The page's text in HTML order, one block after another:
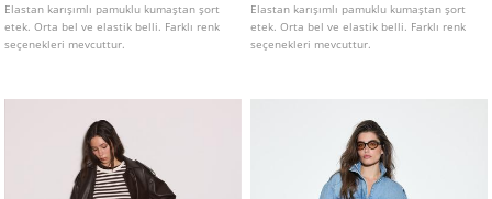
Elastan karışımlı pamuklu kumaştan şort
etek. Orta bel ve elastik belli. Farklı renk
seçenekleri mevcuttur.
Elastan karışımlı pamuklu kumaştan şort
etek. Orta bel ve elastik belli. Farklı renk
seçenekleri mevcuttur.